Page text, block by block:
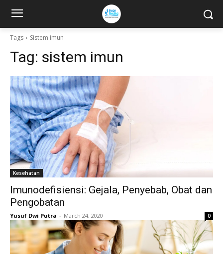
Tags Sistem imun
Tag: sistem imun
Kesehatan
Imunodefisiensi: Gejala, Penyebab, Obat dan
Pengobatan
Yusuf Dwi Putra - March 24, 2020 0